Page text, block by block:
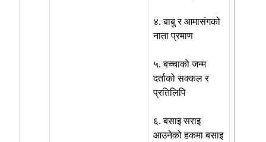
४. बाबु र आमासंगको
नाता प्रमाण
५. बच्चाको जन्म
दर्ताको सक्कल र
प्रतिलिपि
६. बसाइ सराइ
आउनेको हकमा बसाइ